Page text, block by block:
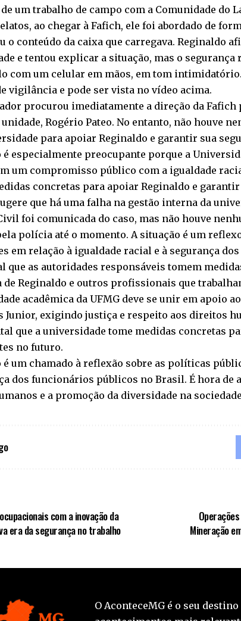
um trabalho de campo com a Comunidade do
ao chegar à Fafich, ele foi abordado de
o conteúdo da caixa que carregava. Reginaldo
e tentou explicar a situação, mas o segurança
com um celular em mãos, em tom
vigilância e pode ser vista no vídeo acima.
procurou imediatamente a direção da
Rogério Pateo. No entanto, não houve
para apoiar Reginaldo e garantir sua
é especialmente preocupante porque a
um compromisso público com a igualdade
concretas para apoiar Reginaldo e
que há uma falha na gestão interna da
foi comunicada do caso, mas não houve
polícia até o momento. A situação é um
em relação à igualdade racial e à segurança
que as autoridades responsáveis tomem
de Reginaldo e outros profissionais que
acadêmica da UFMG deve se unir em apoio
Junior, exigindo justiça e respeito aos direitos
que a universidade tome medidas concretas
no futuro.
é um chamado à reflexão sobre as políticas
dos funcionários públicos no Brasil. É hora
e a promoção da diversidade na
com a inovação da
era da segurança no trabalho
Mineração
O AconteceMG é o seu